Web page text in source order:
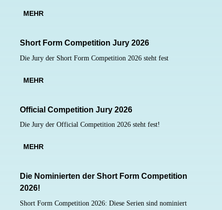
MEHR
Short Form Competition Jury 2026
Die Jury der Short Form Competition 2026 steht fest
MEHR
Official Competition Jury 2026
Die Jury der Official Competition 2026 steht fest!
MEHR
Die Nominierten der Short Form Competition
2026!
Short Form Competition 2026: Diese Serien sind nominiert